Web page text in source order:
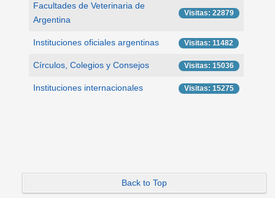
Facultades de Veterinaria de
Argentina
Visitas: 22879
Instituciones oficiales argentinas Visitas: 11482
Círculos, Colegios y Consejos Visitas: 15036
Instituciones internacionales Visitas: 15275
Back to Top